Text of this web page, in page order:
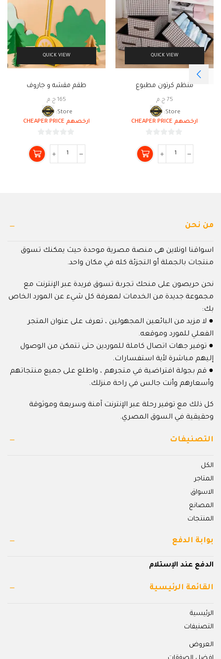
QUICK VIEW
منظم كرتون مطبوع
75 ج.م
Store:
ارخصهم CHEAPER PRICE
من
5
QUICK VIEW
طقم مقشه و جاروف
165 ج.م
Store:
ارخصهم CHEAPER PRICE
من
5
من نحن
اسواقنا اونلاين هى منصة مصرية موحدة حيث يمكنك تسوق
منتجات بالجملة أو التجزئة كله في مكان واحد.
نحن حريصون على منحك تجربة تسوق فريدة عبر الإنترنت مع
مجموعة جديدة من الخدمات لمعرفة كل شيء عن المورد الخاص
بك:
● لا مزيد من البائعين المجهولين ، تعرف على عنوان المتجر
الفعلي للمورد وموقعه.
● توفير جهات اتصال كاملة للموردين حتى تتمكن من الوصول
إليهم مباشرة لأية استفسارات.
● قم بجولة افتراضية في متجرهم ، واطلع على جميع منتجاتهم
وأسعارهم وأنت جالس في راحة منزلك.
كل ذلك مع توفير رحلة عبر الإنترنت آمنة وسريعة وموثوقة
وحقيقية في السوق المصري.
التصنيفات
الكل
المتاجر
الاسواق
المصانع
المنتجات
بوابة الدفع
الدفع عند الإستلام
القائمة الرئيسية
الرئيسية
التصنيفات
العروض